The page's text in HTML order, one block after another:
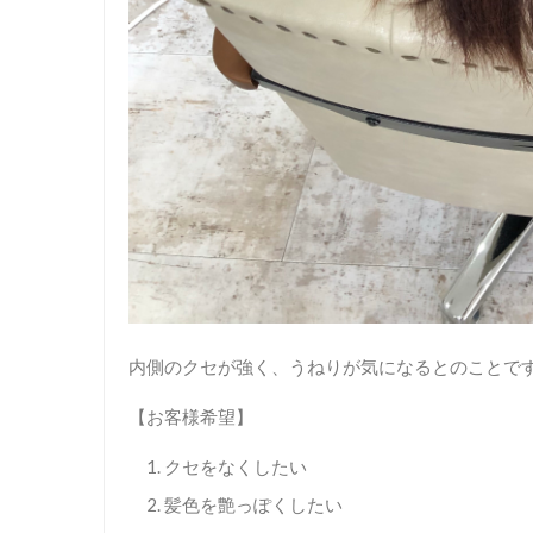
内側のクセが強く、うねりが気になるとのことで
【お客様希望】
クセをなくしたい
髪色を艶っぽくしたい